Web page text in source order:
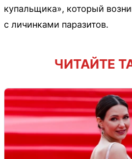
купальщика», который
с личинками паразитов.
ЧИТАЙТЕ